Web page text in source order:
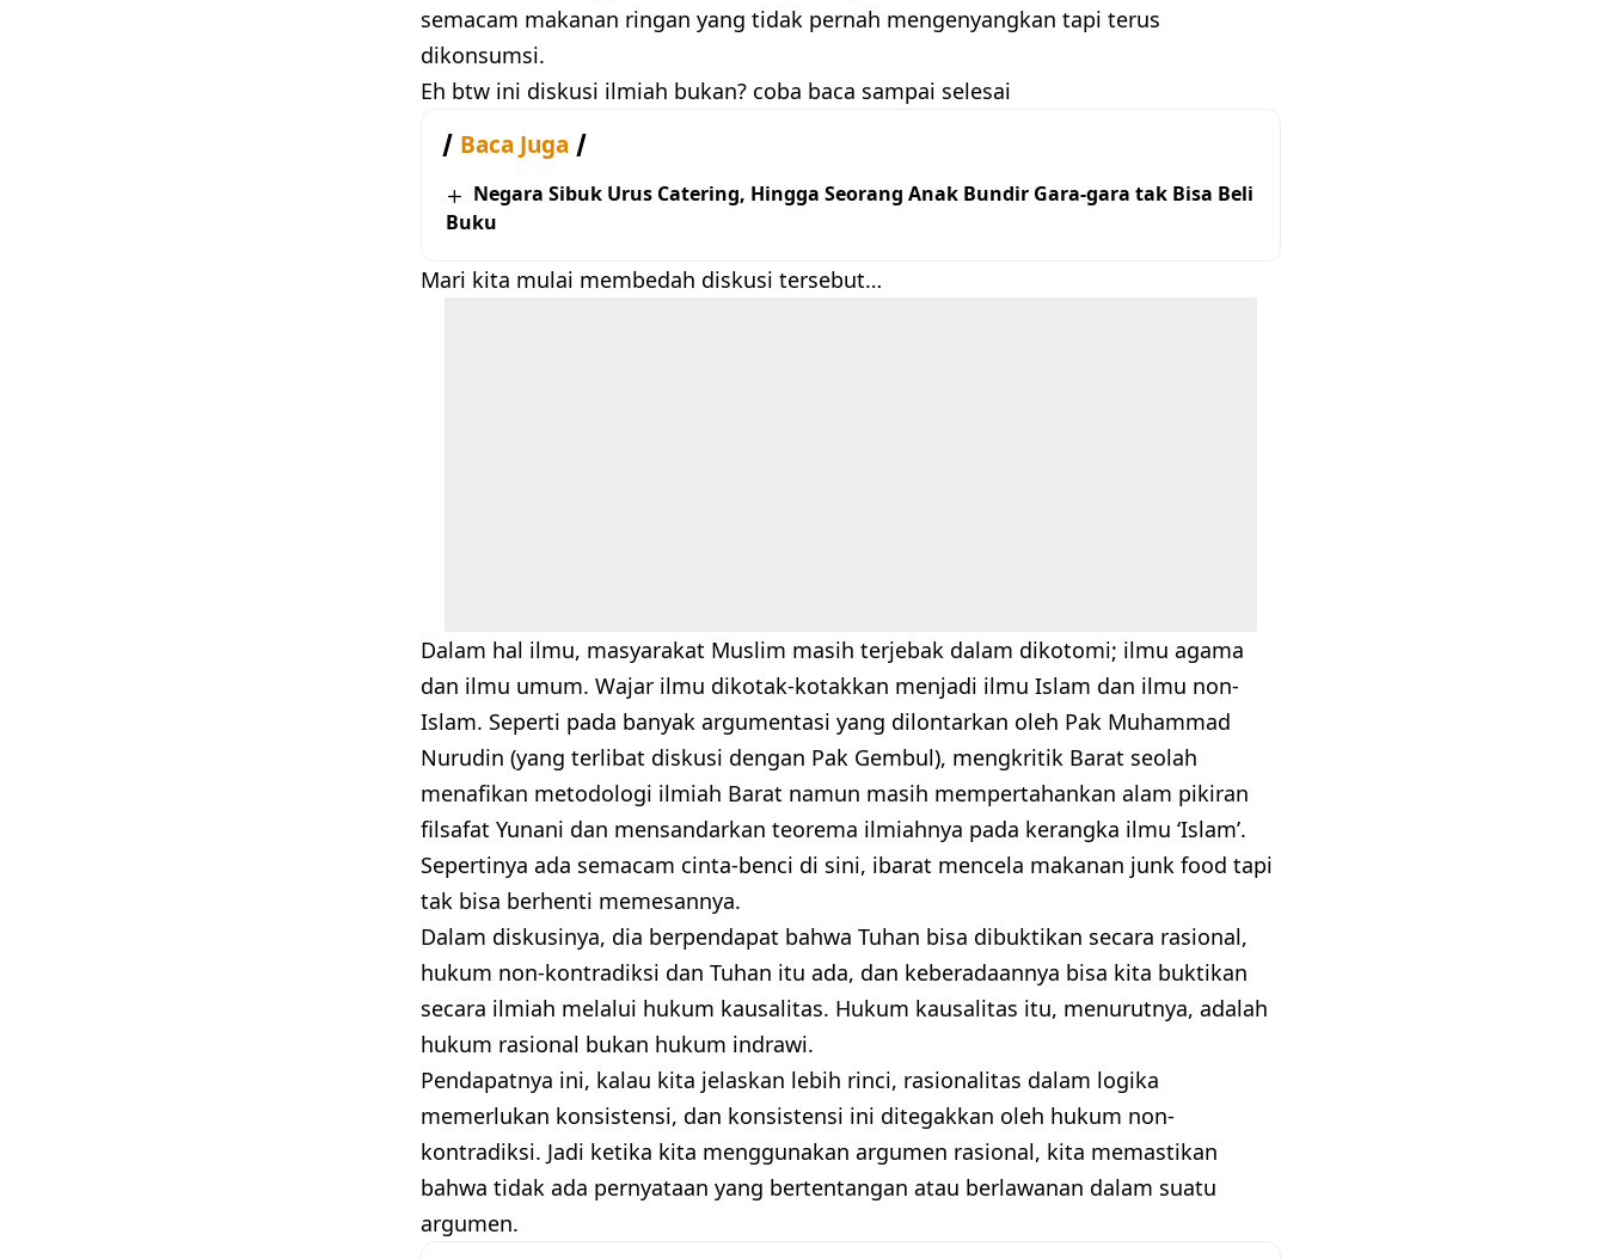
semacam makanan ringan yang tidak pernah mengenyangkan tapi terus
dikonsumsi.
Eh btw ini diskusi ilmiah bukan? coba baca sampai selesai
Baca Juga
Negara Sibuk Urus Catering, Hingga Seorang Anak Bundir Gara-gara tak Bisa Beli
Buku
Mari kita mulai membedah diskusi tersebut…
Dalam hal ilmu, masyarakat Muslim masih terjebak dalam dikotomi; ilmu agama
dan ilmu umum. Wajar ilmu dikotak-kotakkan menjadi ilmu Islam dan ilmu non-
Islam. Seperti pada banyak argumentasi yang dilontarkan oleh Pak Muhammad
Nurudin (yang terlibat diskusi dengan Pak Gembul), mengkritik Barat seolah
menafikan metodologi ilmiah Barat namun masih mempertahankan alam pikiran
filsafat Yunani dan mensandarkan teorema ilmiahnya pada kerangka ilmu ‘Islam’.
Sepertinya ada semacam cinta-benci di sini, ibarat mencela makanan junk food tapi
tak bisa berhenti memesannya.
Dalam diskusinya, dia berpendapat bahwa Tuhan bisa dibuktikan secara rasional,
hukum non-kontradiksi dan Tuhan itu ada, dan keberadaannya bisa kita buktikan
secara ilmiah melalui hukum kausalitas. Hukum kausalitas itu, menurutnya, adalah
hukum rasional bukan hukum indrawi.
Pendapatnya ini, kalau kita jelaskan lebih rinci, rasionalitas dalam logika
memerlukan konsistensi, dan konsistensi ini ditegakkan oleh hukum non-
kontradiksi. Jadi ketika kita menggunakan argumen rasional, kita memastikan
bahwa tidak ada pernyataan yang bertentangan atau berlawanan dalam suatu
argumen.